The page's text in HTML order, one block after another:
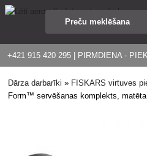
+421 915 420 295 | PIRMDIENA -
Dārza darbarīki » FISKARS virtuves
Form™ servēšanas komplekts, matēta